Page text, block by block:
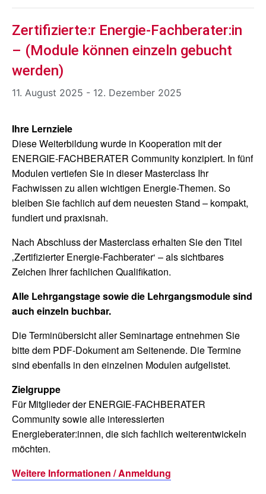
Zertifizierte:r Energie-Fachberater:in
– (Module können einzeln gebucht
werden)
11. August 2025 - 12. Dezember 2025
Ihre Lernziele
Diese Weiterbildung wurde in Kooperation mit der
ENERGIE-FACHBERATER Community konzipiert. In fünf
Modulen vertiefen Sie in dieser Masterclass Ihr
Fachwissen zu allen wichtigen Energie-Themen. So
bleiben Sie fachlich auf dem neuesten Stand – kompakt,
fundiert und praxisnah.
Nach Abschluss der Masterclass erhalten Sie den Titel
‚Zertifizierter Energie-Fachberater‘ – als sichtbares
Zeichen Ihrer fachlichen Qualifikation.
Alle Lehrgangstage sowie die Lehrgangsmodule sind
auch einzeln buchbar.
Die Terminübersicht aller Seminartage entnehmen Sie
bitte dem PDF-Dokument am Seitenende. Die Termine
sind ebenfalls in den einzelnen Modulen aufgelistet.
Zielgruppe
Für Mitglieder der ENERGIE-FACHBERATER
Community sowie alle interessierten
Energieberater:innen, die sich fachlich weiterentwickeln
möchten.
Weitere Informationen / Anmeldung